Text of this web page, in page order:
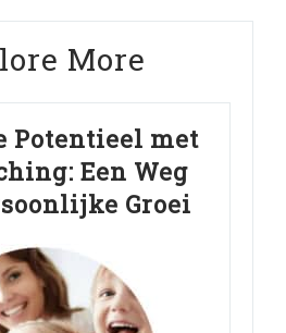
More
Potentieel met
Een Weg
Groei